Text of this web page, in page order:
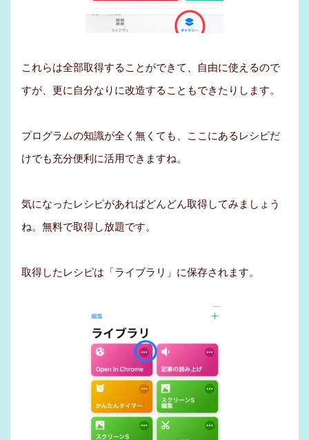
これらは全部取得することができて、自由に使えるので
すが、更に自分なりに改造することもできたりします。
プログラムの知識が全く無くても、ここにあるレシピだ
けでも充分便利に活用できますね。
気になったレシピがあればどんどん取得してみましょう
ね。無料で取得し放題です。
取得したレシピは「ライブラリ」に保存されます。